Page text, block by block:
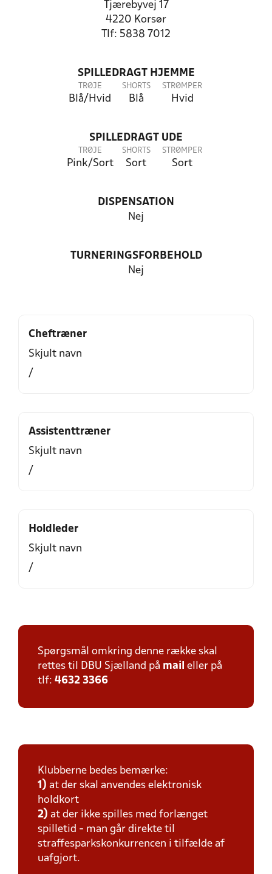
Tjærebyvej 17
4220 Korsør
Tlf: 5838 7012
SPILLEDRAGT HJEMME
TRØJE
Blå/Hvid
SHORTS
Blå
STRØMPER
Hvid
SPILLEDRAGT UDE
TRØJE
Pink/Sort
SHORTS
Sort
STRØMPER
Sort
DISPENSATION
Nej
TURNERINGSFORBEHOLD
Nej
Cheftræner
Skjult navn
/
Assistenttræner
Skjult navn
/
Holdleder
Skjult navn
/
Spørgsmål omkring denne række skal
rettes til DBU Sjælland på mail eller på
tlf: 4632 3366
Klubberne bedes bemærke:
1) at der skal anvendes elektronisk
holdkort
2) at der ikke spilles med forlænget
spilletid - man går direkte til
straffesparkskonkurrencen i tilfælde af
uafgjort.